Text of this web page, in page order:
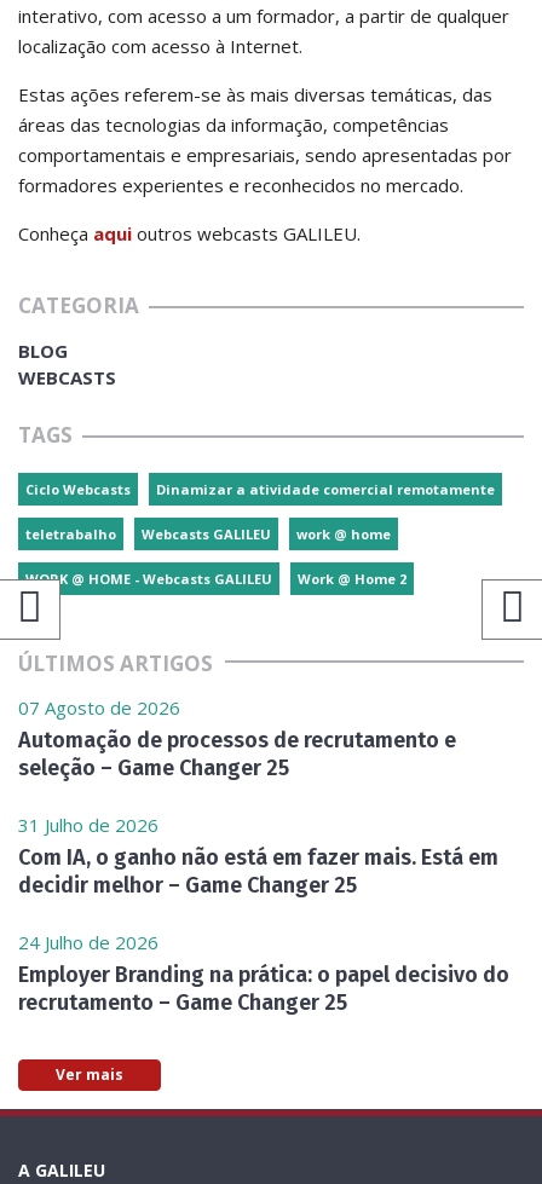
interativo, com acesso a um formador, a partir de qualquer
localização com acesso à Internet.
Estas ações referem-se às mais diversas temáticas, das
áreas das tecnologias da informação, competências
comportamentais e empresariais, sendo apresentadas por
formadores experientes e reconhecidos no mercado.
Conheça aqui outros webcasts GALILEU.
CATEGORIA
BLOG
WEBCASTS
TAGS
Ciclo Webcasts Dinamizar a atividade comercial remotamente
teletrabalho Webcasts GALILEU work @ home
WORK @ HOME - Webcasts GALILEU Work @ Home 2
ÚLTIMOS ARTIGOS
07 Agosto de 2026
Automação de processos de recrutamento e
seleção – Game Changer 25
31 Julho de 2026
Com IA, o ganho não está em fazer mais. Está em
decidir melhor – Game Changer 25
24 Julho de 2026
Employer Branding na prática: o papel decisivo do
recrutamento – Game Changer 25
Ver mais
A GALILEU